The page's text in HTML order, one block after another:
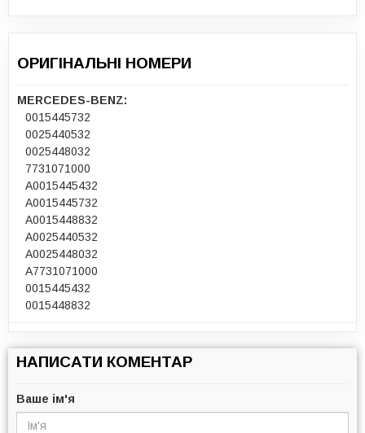
ОРИГІНАЛЬНІ НОМЕРИ
MERCEDES-BENZ:
0015445732
0025440532
0025448032
7731071000
A0015445432
A0015445732
A0015448832
A0025440532
A0025448032
A7731071000
0015445432
0015448832
НАПИСАТИ КОМЕНТАР
Ваше ім'я